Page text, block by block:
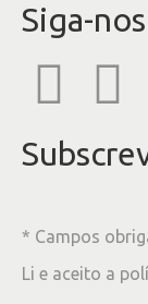
Siga-nos
* Campos
Li e aceito a